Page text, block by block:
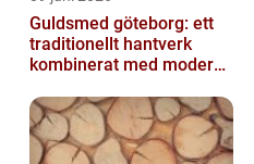
Guldsmed göteborg: ett
traditionellt hantverk
kombinerat med modern